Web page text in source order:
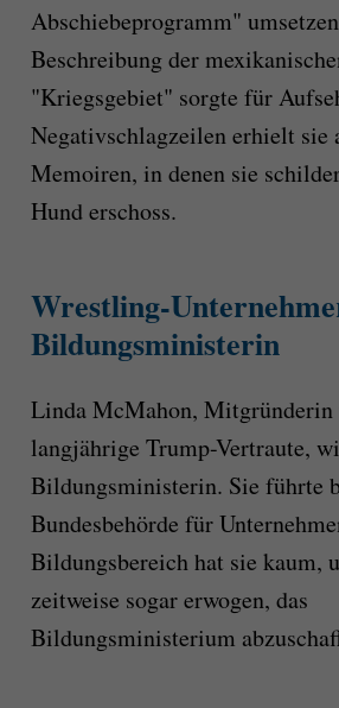
Abschiebeprogramm"
Beschreibung der
"Kriegsgebiet" sorgte für
Negativschlagzeilen erhielt sie
Memoiren, in denen sie
Hund erschoss.
Wrestling-
Bildungsministerin
Linda McMahon, Mitgründerin
langjährige Trump-Vertraute,
Bildungsministerin. Sie führte
Bundesbehörde für
Bildungsbereich hat sie kaum,
zeitweise sogar erwogen, das
Bildungsministerium